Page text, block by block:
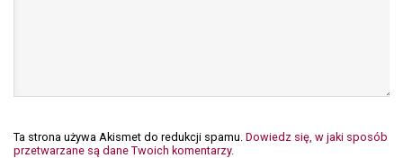
Ta strona używa Akismet do redukcji spamu. Dowiedz się, w jaki sposób
przetwarzane są dane Twoich komentarzy.